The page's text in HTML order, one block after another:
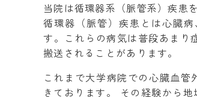
当院は循環器系（脈管系）疾患
循環器（脈管）疾患とは心臓
す。これらの病気は普段あまり
搬送されることがあります。
これまで大学病院での心臓血
きております。 その経験から